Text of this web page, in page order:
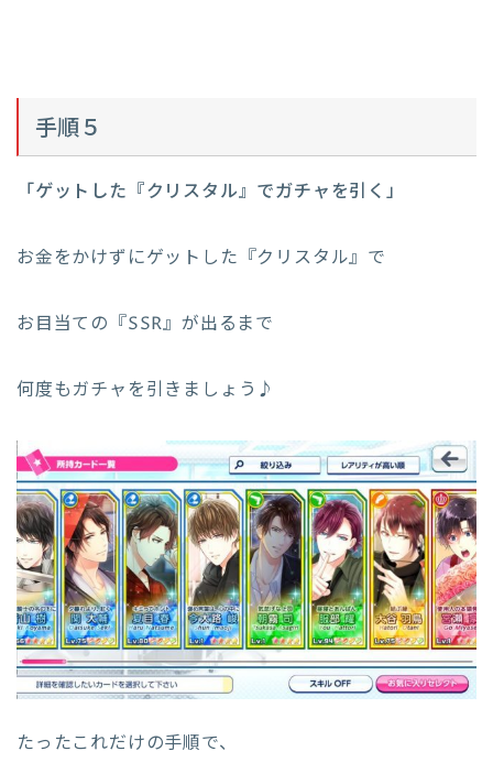
手順５
「ゲットした『クリスタル』でガチャを引く」
お金をかけずにゲットした『クリスタル』で
お目当ての『SSR』が出るまで
何度もガチャを引きましょう♪
たったこれだけの手順で、